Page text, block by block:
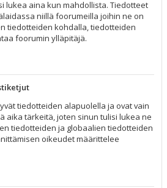
lukea aina kun mahdollista. Tiedotteet
niillä foorumeilla joihin ne on
tiedotteiden kohdalla, tiedotteiden
foorumin ylläpitäjä.
tiedotteiden alapuolella ja ovat vain
aika tärkeitä, joten sinun tulisi lukea ne
tiedotteiden ja globaalien tiedotteiden
oikeudet määrittelee